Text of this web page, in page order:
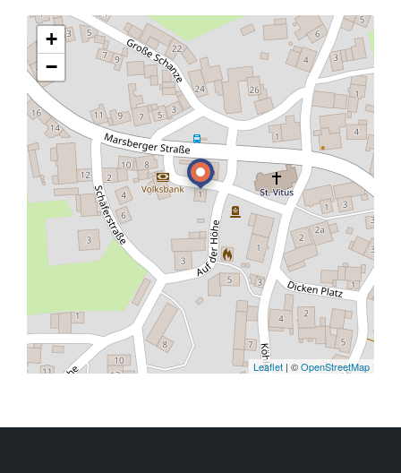
+
−
Leaflet | ©OpenStreetMap